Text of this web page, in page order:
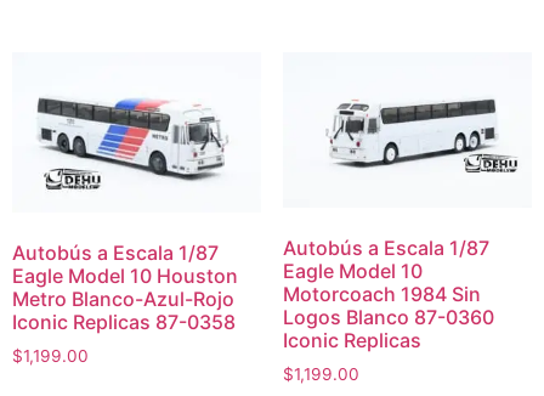
Autobús a Escala 1/87
Eagle Model 10 Houston
Metro Blanco-Azul-Rojo
Iconic Replicas 87-0358
$1,199.00
Autobús a Escala 1/87
Eagle Model 10
Motorcoach 1984 Sin
Logos Blanco 87-0360
Iconic Replicas
$1,199.00